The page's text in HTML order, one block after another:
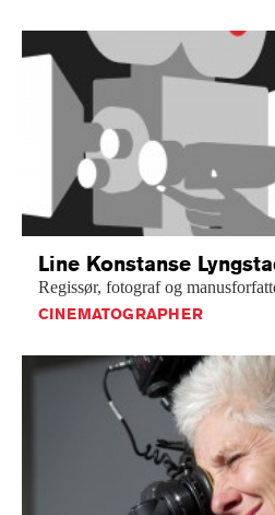
Line Konstanse
Regissør, fotograf og
CINEMATOGRAPHER